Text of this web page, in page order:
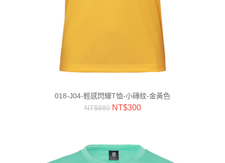
018-J04-輕感閃耀T恤-小磚紋-金黃色
NT$880 NT$300